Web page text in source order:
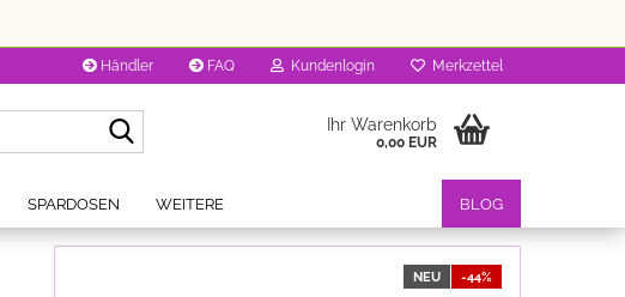
Händler FAQ Kundenlogin Merkzettel
Ihr Warenkorb
0,00 EUR
SPARDOSEN BLOG
WEITERE
NEU -44%